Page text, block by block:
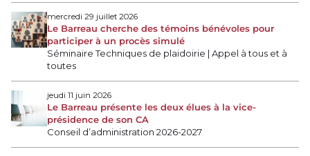
mercredi 29 juillet 2026
Le Barreau cherche des témoins bénévoles pour
participer à un procès simulé
Séminaire Techniques de plaidoirie | Appel à tous et à
toutes
jeudi 11 juin 2026
Le Barreau présente les deux élues à la vice-
présidence de son CA
Conseil d’administration 2026-2027